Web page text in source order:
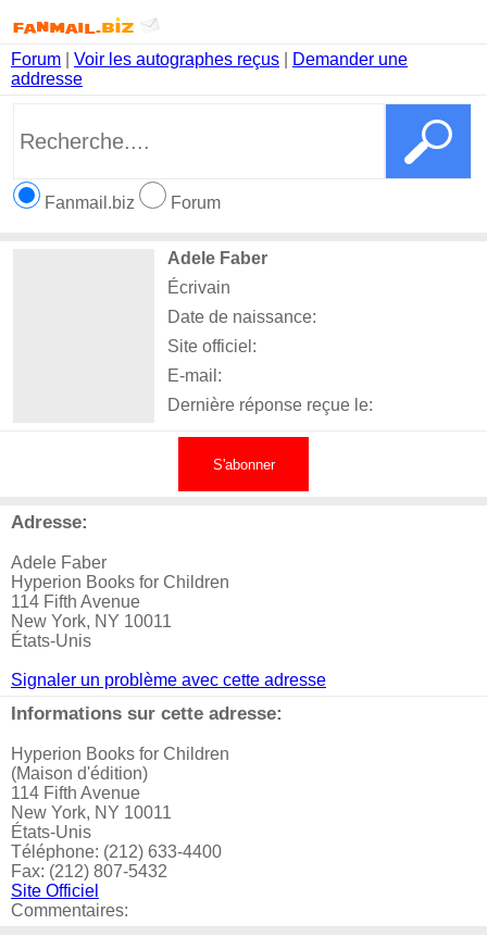
Forum Voir les autographes reçus
Demander une
addresse
Fanmail.biz Forum
Adele Faber
Écrivain
Date de naissance:
Site officiel:
E-mail:
Dernière réponse reçue le:
S'abonner
Adresse:
Adele Faber
Hyperion Books for Children
114 Fifth Avenue
New York, NY 10011
États-Unis
Signaler un problème avec cette adresse
Informations sur cette adresse:
Hyperion Books for Children
(Maison d'édition)
114 Fifth Avenue
New York, NY 10011
États-Unis
Téléphone: (212) 633-4400
Fax: (212) 807-5432
Site Officiel
Commentaires: